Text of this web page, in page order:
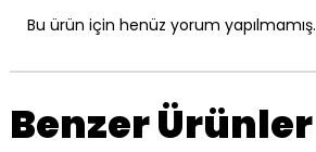
Bu ürün için henüz yorum yapılmamış.
Benzer Ürünler